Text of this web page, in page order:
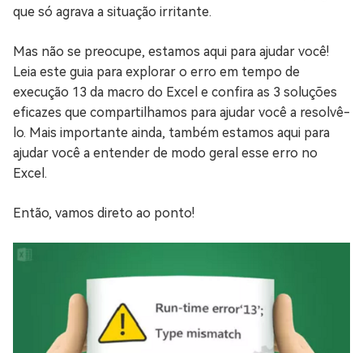
que só agrava a situação irritante.
Mas não se preocupe, estamos aqui para ajudar você!
Leia este guia para explorar o erro em tempo de
execução 13 da macro do Excel e confira as 3 soluções
eficazes que compartilhamos para ajudar você a resolvê-
lo. Mais importante ainda, também estamos aqui para
ajudar você a entender de modo geral esse erro no
Excel.
Então, vamos direto ao ponto!